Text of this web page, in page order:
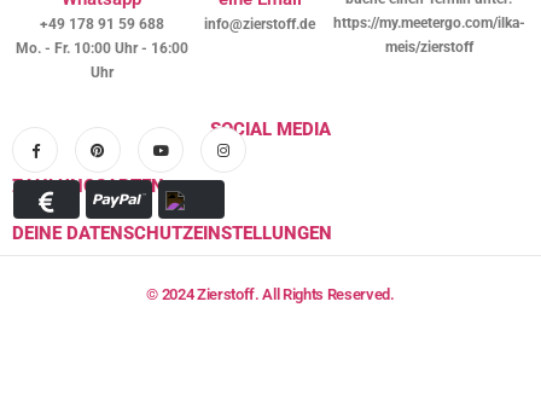
+49 178 91 59 688
Mo. - Fr. 10:00 Uhr - 16:00
Uhr
info@zierstoff.de
https://my.meetergo.com/ilka-
meis/zierstoff
SOCIAL MEDIA
ZAHLUNGSARTEN
DEINE DATENSCHUTZEINSTELLUNGEN
© 2024 Zierstoff. All Rights Reserved.